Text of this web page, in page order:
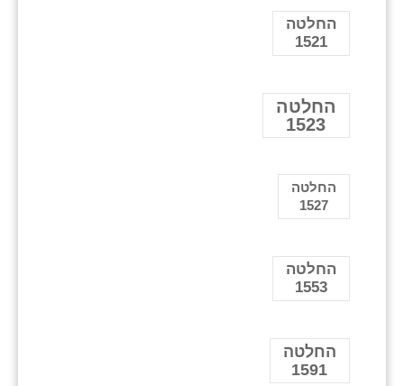
החלטה
1521
החלטה
1523
החלטה
1527
החלטה
1553
החלטה
1591